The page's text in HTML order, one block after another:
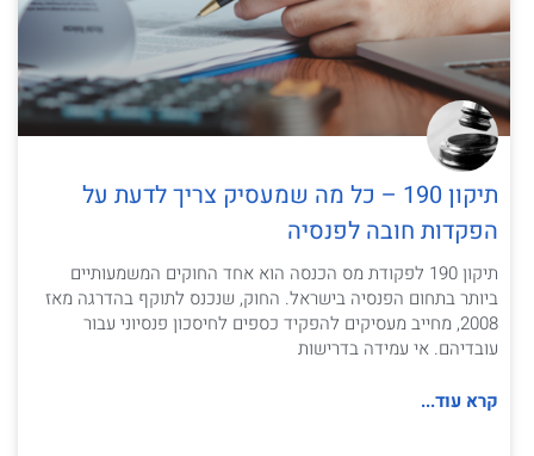
תיקון 190 – כל מה שמעסיק צריך לדעת על
הפקדות חובה לפנסיה
תיקון 190 לפקודת מס הכנסה הוא אחד החוקים המשמעותיים
ביותר בתחום הפנסיה בישראל. החוק, שנכנס לתוקף בהדרגה מאז
2008, מחייב מעסיקים להפקיד כספים לחיסכון פנסיוני עבור
עובדיהם. אי עמידה בדרישות
קרא עוד...